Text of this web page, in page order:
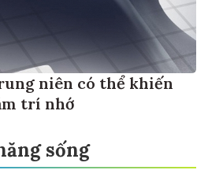
niên có thể khiến
trí nhớ
sống